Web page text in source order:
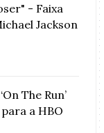
- Faixa
Jackson
The Run’
a HBO